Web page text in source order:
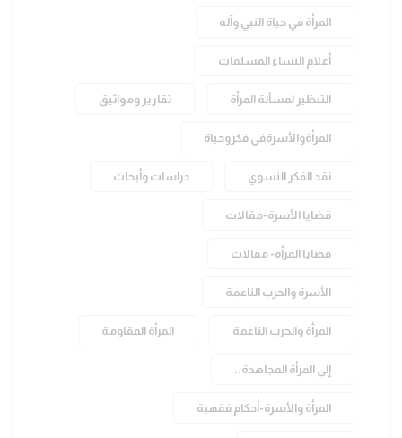
المرأة في حياة النبي وآله
أعلام النساء المسلمات
التنظير لمسألة المرأة تقارير ومواثيق
المرأةوالأسرةفي فكروحياة
نقد الفكر النسوي دراسات وأبحاث
قضايا الأسرة-مقالات
قضايا المرأة- مقالات
الأسرة والحرب الناعمة
المرأة والحرب الناعمة المرأة المقاومة
إلى المرأة المجاهدة..
المرأة والأسرة-أحكام فقهية